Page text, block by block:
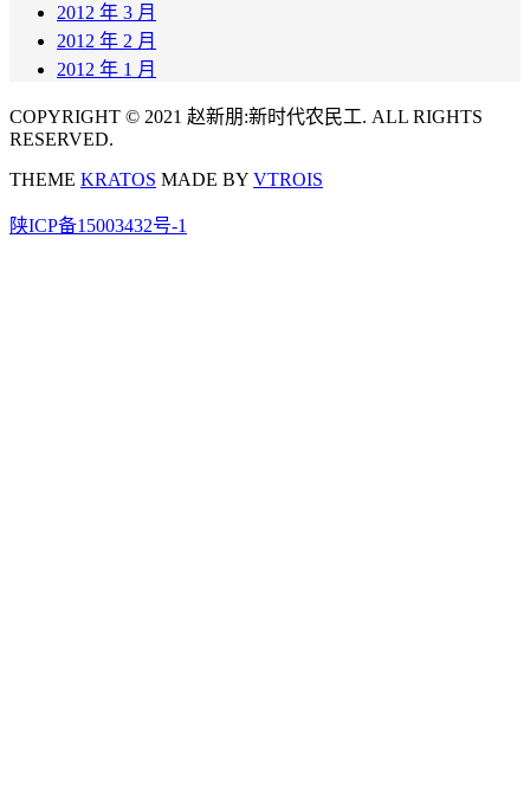
2012 年 3 月
2012 年 2 月
2012 年 1 月
COPYRIGHT © 2021 赵新朋:新时代农民工. ALL RIGHTS
RESERVED.
THEME KRATOS MADE BY VTROIS
陕ICP备15003432号-1